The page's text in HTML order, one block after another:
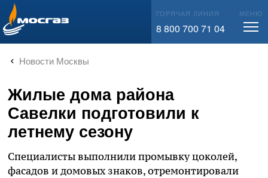
info@mos-gaz.ru ГОРЯЧАЯ ЛИНИЯ
8 800 700 71 04
МЕНЮ
Новости Москвы
Жилые дома района
Савелки подготовили к
летнему сезону
Специалисты выполнили промывку цоколей,
фасадов и домовых знаков, отремонтировали